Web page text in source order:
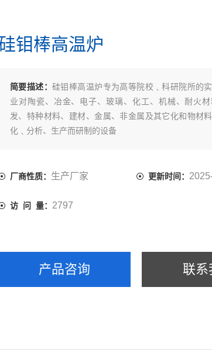
钼棒高温炉
简要描述：硅钼棒高温炉专为高等院校﹑科研院所的
业对陶瓷、冶金、电子、玻璃、化工、机械、耐火
发、特种材料、建材、金属、非金属及其它化和物材
化﹑分析、生产而研制的设备
厂商性质： 生产厂家 更新时间：
访 问 量： 2797
产品咨询 联系